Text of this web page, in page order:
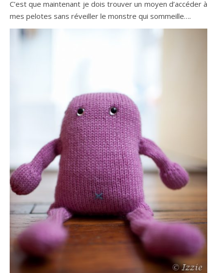
C’est que maintenant je dois trouver un moyen d’accéder à
mes pelotes sans réveiller le monstre qui sommeille….